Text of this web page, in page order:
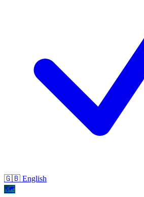
🇬🇧 English
🗺